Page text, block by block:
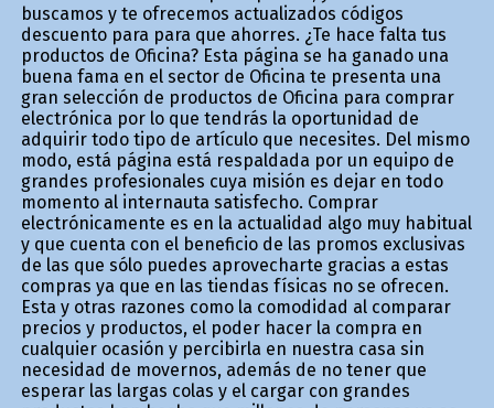
buscamos y te ofrecemos actualizados códigos
descuento para para que ahorres. ¿Te hace falta tus
productos de Oficina? Esta página se ha ganado una
buena fama en el sector de Oficina te presenta una
gran selección de productos de Oficina para comprar
electrónica por lo que tendrás la oportunidad de
adquirir todo tipo de artículo que necesites. Del mismo
modo, está página está respaldada por un equipo de
grandes profesionales cuya misión es dejar en todo
momento al internauta satisfecho. Comprar
electrónicamente es en la actualidad algo muy habitual
y que cuenta con el beneficio de las promos exclusivas
de las que sólo puedes aprovecharte gracias a estas
compras ya que en las tiendas físicas no se ofrecen.
Esta y otras razones como la comodidad al comparar
precios y productos, el poder hacer la compra en
cualquier ocasión y percibirla en nuestra casa sin
necesidad de movernos, además de no tener que
esperar las largas colas y el cargar con grandes